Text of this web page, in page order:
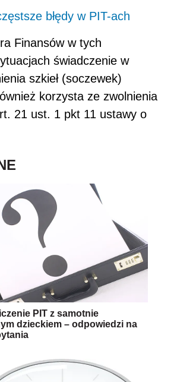
błędy w PIT-ach
Finansów w tych
świadczenie w
szkieł (soczewek)
korzysta ze zwolnienia
21 ust. 1 pkt 11 ustawy o
PIT z samotnie
dzieckiem – odpowiedzi na